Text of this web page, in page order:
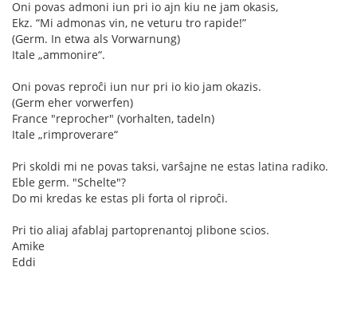
Oni povas admoni iun pri io ajn kiu ne jam okasis,
Ekz. “Mi admonas vin, ne veturu tro rapide!”
(Germ. In etwa als Vorwarnung)
Itale „ammonire“.
Oni povas reproĉi iun nur pri io kio jam okazis.
(Germ eher vorwerfen)
France "reprocher" (vorhalten, tadeln)
Itale „rimproverare“
Pri skoldi mi ne povas taksi, varŝajne ne estas latina radiko.
Eble germ. "Schelte"?
Do mi kredas ke estas pli forta ol riproĉi.
Pri tio aliaj afablaj partoprenantoj plibone scios.
Amike
Eddi